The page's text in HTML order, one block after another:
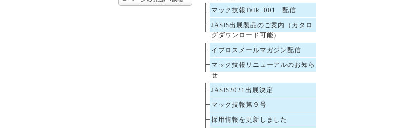
マック技報Talk_001 配信
JASIS出展製品のご案内（カタロ
グダウンロード可能）
イプロスメールマガジン配信
マック技報リニューアルのお知ら
せ
JASIS2021出展決定
マック技報第９号
採用情報を更新しました